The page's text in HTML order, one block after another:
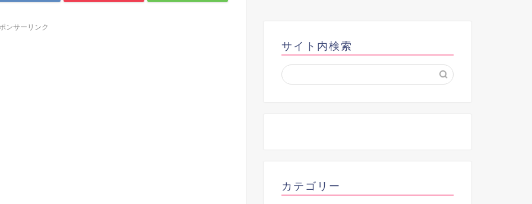
ンサーリンク
サイト内検索
カテゴリー